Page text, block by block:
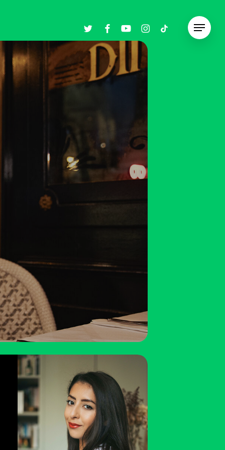
twitterfacebookyoutubeinstagram
tiktok Menu